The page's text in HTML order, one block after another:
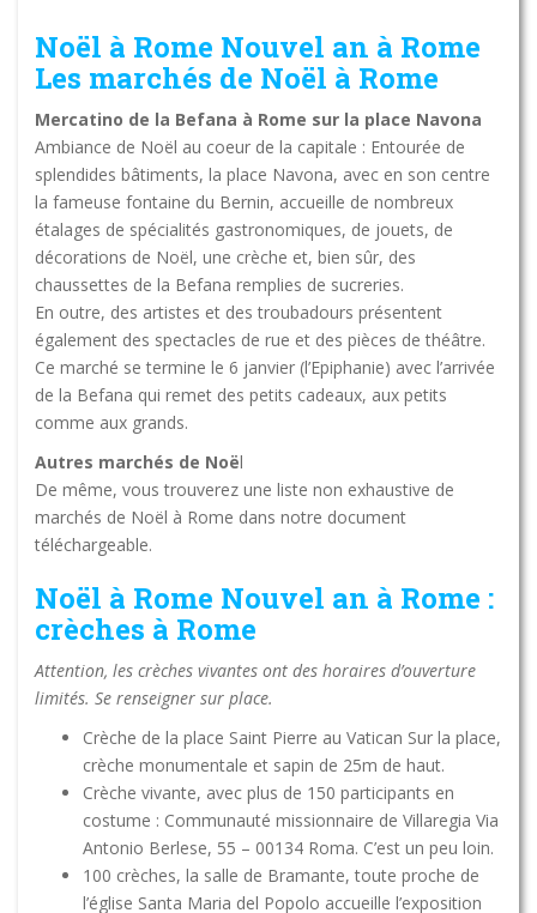
Noël à Rome Nouvel an à Rome
Les marchés de Noël à Rome
Mercatino de la Befana à Rome sur la place Navona
Ambiance de Noël au coeur de la capitale : Entourée de
splendides bâtiments, la place Navona, avec en son centre
la fameuse fontaine du Bernin, accueille de nombreux
étalages de spécialités gastronomiques, de jouets, de
décorations de Noël, une crèche et, bien sûr, des
chaussettes de la Befana remplies de sucreries.
En outre, des artistes et des troubadours présentent
également des spectacles de rue et des pièces de théâtre.
Ce marché se termine le 6 janvier (l’Epiphanie) avec l’arrivée
de la Befana qui remet des petits cadeaux, aux petits
comme aux grands.
Autres marchés de Noël
De même, vous trouverez une liste non exhaustive de
marchés de Noël à Rome dans notre document
téléchargeable.
Noël à Rome Nouvel an à Rome :
crèches à Rome
Attention, les crèches vivantes ont des horaires d’ouverture
limités. Se renseigner sur place.
Crèche de la place Saint Pierre au Vatican Sur la place,
crèche monumentale et sapin de 25m de haut.
Crèche vivante, avec plus de 150 participants en
costume : Communauté missionnaire de Villaregia Via
Antonio Berlese, 55 – 00134 Roma. C’est un peu loin.
100 crèches, la salle de Bramante, toute proche de
l’église Santa Maria del Popolo accueille l’exposition